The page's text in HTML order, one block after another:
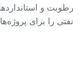
رطوبت و
نفتی را برای